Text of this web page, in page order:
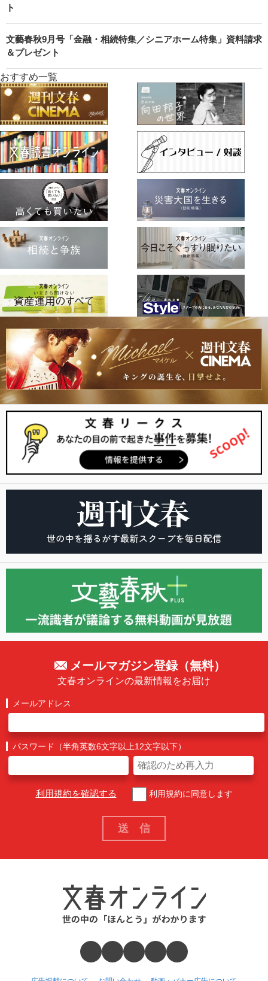
ト
文藝春秋9月号「金融・相続特集／シニアホーム特集」資料請求
＆プレゼント
おすすめ一覧
メールマガジン登録（無料）
文春オンラインの最新情報をお届け
メールアドレス
パスワード（半角英数6文字以上12文字以下）
利用規約を確認する 利用規約に同意します